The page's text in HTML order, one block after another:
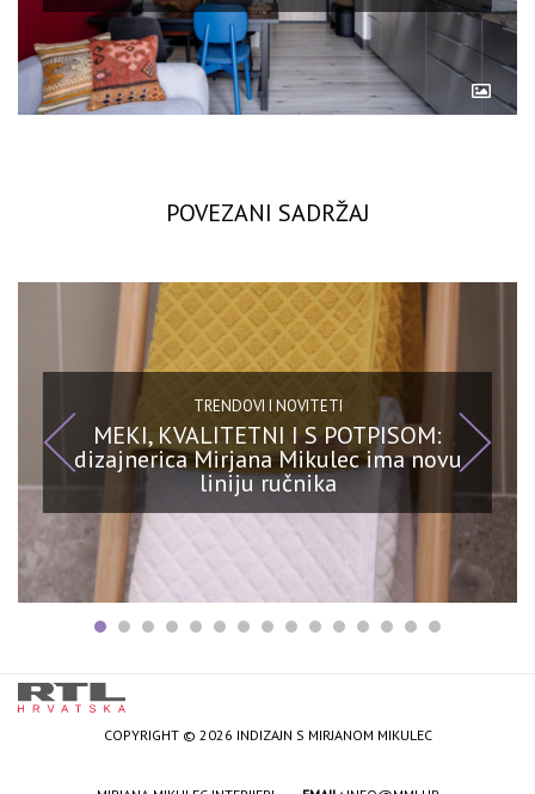
POVEZANI SADRŽAJ
TRENDOVI I NOVITETI
MEKI, KVALITETNI I S POTPISOM:
dizajnerica Mirjana Mikulec ima novu
liniju ručnika
COPYRIGHT © 2026 INDIZAJN S MIRJANOM MIKULEC